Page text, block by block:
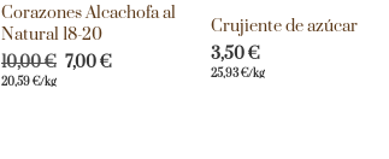
Corazones Alcachofa al
Natural 18-20
10,00€ 7,00€
20,59€/kg
Crujiente de azúcar
3,50€
25,93€/kg